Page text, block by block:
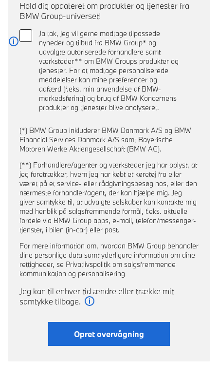
Hold dig opdateret om produkter og tjenester fra
BMW Group-universet!
Ja tak, jeg vil gerne modtage tilpassede
nyheder og tilbud fra BMW Group* og
udvalgte autoriserede forhandlere samt
værksteder** om BMW Groups produkter og
tjenester. For at modtage personaliserede
meddelelser kan mine præferencer og
adfærd (f.eks. min anvendelse af BMW-
markedsføring) og brug af BMW Koncernens
produkter og tjenester blive analyseret.
Læs mere
(*) BMW Group inkluderer BMW Danmark A/S og BMW
Financial Services Danmark A/S samt Bayerische
Motoren Werke Aktiengesellschaft (BMW AG).
(**) Forhandlere/agenter og værksteder jeg har oplyst, at
jeg foretrækker, hvem jeg har købt et køretøj fra eller
været på et service- eller rådgivningsbesøg hos, eller den
nærmeste forhandler/agent, der kan hjælpe mig. Jeg
giver samtykke til, at udvalgte selskaber kan kontakte mig
med henblik på salgsfremmende formål, f.eks. aktuelle
fordele via BMW Group apps, e-mail, telefon/messenger-
tjenster, i bilen (in-car) eller post.
For mere information om, hvordan BMW Group behandler
dine personlige data samt yderligare information om dine
rettigheder, se Privatlivspolitik om salgsfremmende
kommunikation og personalisering
Jeg kan til enhver tid ændre eller trække mit
samtykke tilbage.
Opret overvågning